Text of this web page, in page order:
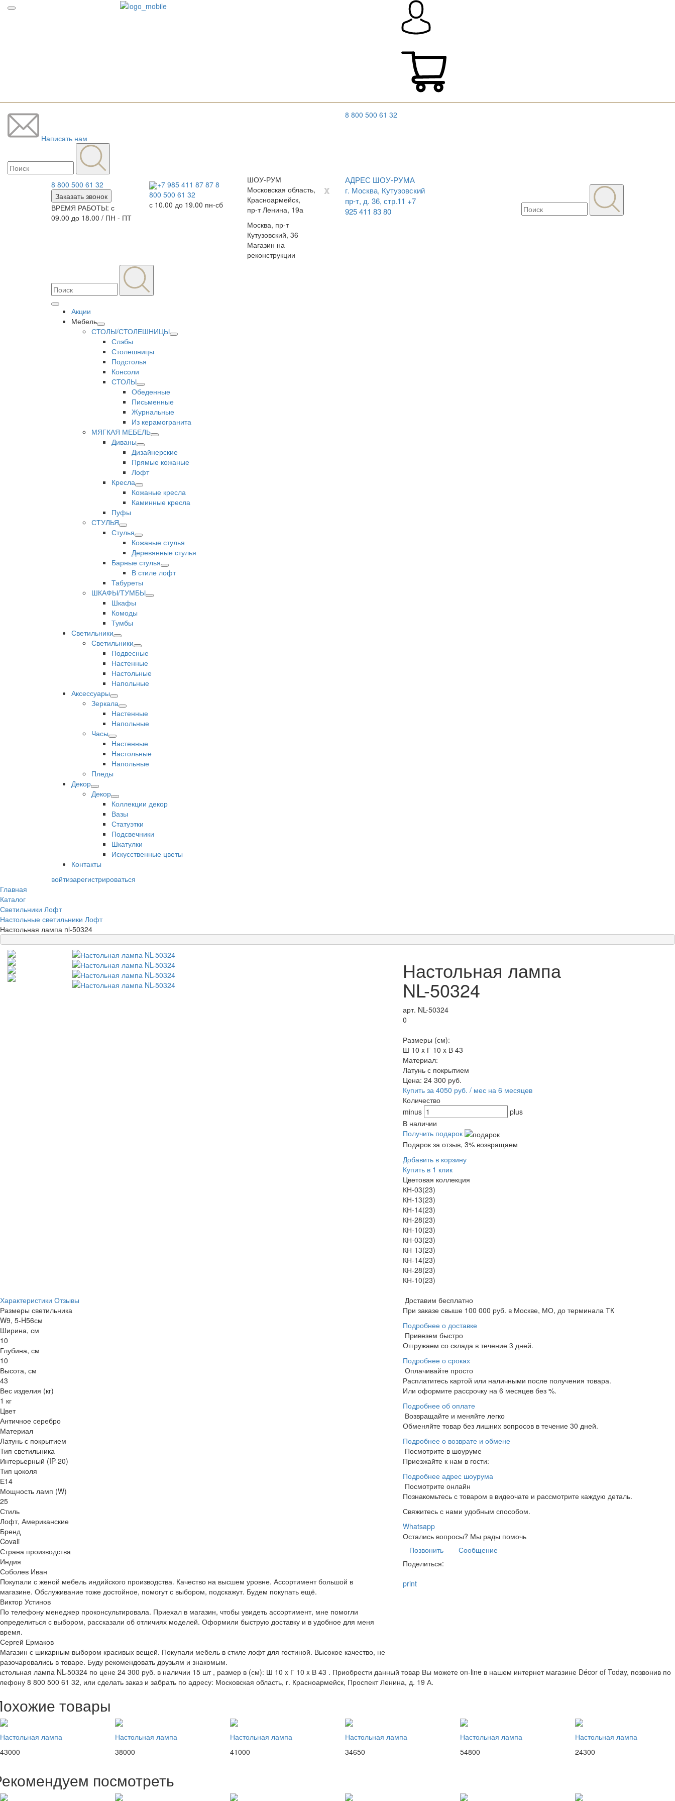
Написать нам
8 800 500 61 32
8 800 500 61 32
Заказать звонок
ВРЕМЯ РАБОТЫ: с
09.00 до 18.00 / ПН - ПТ
+7 985 411 87 87 8
800 500 61 32
с 10.00 до 19.00 пн-сб
ШОУ-РУМ
x
Московская область,
Красноармейск,
пр-т Ленина, 19а
Москва, пр-т
Кутузовский, 36
Магазин на
реконструкции
АДРЕС ШОУ-РУМА
г. Москва, Кутузовский
пр-т, д. 36, стр.11 +7
925 411 83 80
Акции
Мебель
СТОЛЫ/СТОЛЕШНИЦЫ
Слэбы
Столешницы
Подстолья
Консоли
СТОЛЫ
Обеденные
Письменные
Журнальные
Из керамогранита
МЯГКАЯ МЕБЕЛЬ
Диваны
Дизайнерские
Прямые кожаные
Лофт
Кресла
Кожаные кресла
Каминные кресла
Пуфы
СТУЛЬЯ
Стулья
Кожаные стулья
Деревянные стулья
Барные стулья
В стиле лофт
Табуреты
ШКАФЫ/ТУМБЫ
Шкафы
Комоды
Тумбы
Светильники
Светильники
Подвесные
Настенные
Настольные
Напольные
Аксессуары
Зеркала
Настенные
Напольные
Часы
Настенные
Настольные
Напольные
Пледы
Декор
Декор
Коллекции декор
Вазы
Статуэтки
Подсвечники
Шкатулки
Искусственные цветы
Контакты
войтизарегистрироваться
Главная
Каталог
Светильники Лофт
Настольные светильники Лофт
Настольная лампа nl-50324
Настольная лампа
NL-50324
арт. NL-50324
0
Размеры (см):
Ш 10 x Г 10 x В 43
Материал:
Латунь с покрытием
Цена: 24 300 руб.
Купить за 4050 руб. / мес на 6 месяцев
Количество
minus
plus
В наличии
Получить подарок
Подарок за отзыв, 3% возвращаем
Добавить в корзину
Купить в 1 клик
Цветовая коллекция
КН-03(23)
КН-13(23)
КН-14(23)
КН-28(23)
КН-10(23)
КН-03(23)
КН-13(23)
КН-14(23)
КН-28(23)
КН-10(23)
Характеристики Отзывы
Размеры светильника
W9, 5-H56см
Ширина, см
10
Глубина, см
10
Высота, см
43
Вес изделия (кг)
1 кг
Цвет
Античное серебро
Материал
Латунь с покрытием
Тип светильника
Интерьерный (IP-20)
Тип цоколя
Е14
Мощность ламп (W)
25
Стиль
Лофт, Американские
Бренд
Covali
Страна производства
Индия
Соболев Иван
Покупали с женой мебель индийского производства. Качество на высшем уровне. Ассортимент большой в
магазине. Обслуживание тоже достойное, помогут с выбором, подскажут. Будем покупать ещё.
Виктор Устинов
По телефону менеджер проконсультировала. Приехал в магазин, чтобы увидеть ассортимент, мне помогли
определиться с выбором, рассказали об отличиях моделей. Оформили быструю доставку и в удобное для меня
время.
Сергей Ермаков
Магазин с шикарным выбором красивых вещей. Покупали мебель в стиле лофт для гостиной. Высокое качество, не
разочаровались в товаре. Буду рекомендовать друзьям и знакомым.
Доставим бесплатно
При заказе свыше 100 000 руб. в Москве, МО, до терминала ТК
Подробнее о доставке
Привезем быстро
Отгружаем со склада в течение 3 дней.
Подробнее о сроках
Оплачивайте просто
Расплатитесь картой или наличными после получения товара.
Или оформите рассрочку на 6 месяцев без %.
Подробнее об оплате
Возвращайте и меняйте легко
Обменяйте товар без лишних вопросов в течение 30 дней.
Подробнее о возврате и обмене
Посмотрите в шоуруме
Приезжайте к нам в гости:
Подробнее адрес шоурума
Посмотрите онлайн
Познакомьтесь с товаром в видеочате и рассмотрите каждую деталь.
Свяжитесь с нами удобным способом.
Whatsapp
Остались вопросы? Мы рады помочь
Позвонить
Сообщение
Поделиться:
print
лампа NL-50324 по цене 24 300 руб. в наличии 15 шт , размер в (см): Ш 10 x Г 10 x В 43 . Приобрести данный товар Вы можете on-line в нашем интернет магазине Décor of Today, позвонив по
8 800 500 61 32, или сделать заказ и забрать по адресу: Московская область, г. Красноармейск, Проспект Ленина, д. 19 А.
товары
Настольная лампа
43000
Настольная лампа
38000
Настольная лампа
41000
Настольная лампа
34650
Настольная лампа
54800
Настольная лампа
24300
посмотреть